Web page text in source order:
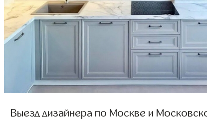
Выезд дизайнера по Москве и